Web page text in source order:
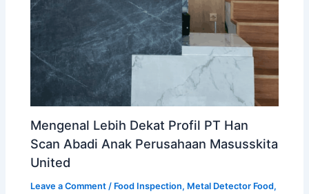
Mengenal Lebih Dekat Profil PT Han
Scan Abadi Anak Perusahaan Masusskita
United
Leave a Comment / Food Inspection, Metal Detector Food,